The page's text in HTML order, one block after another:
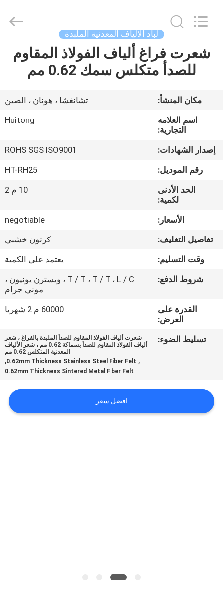
بيت
أشرطة
عرض
الواقع
الافتراضي
معلومات
عنا
جولة
المعمل
مراقبة
اتصل
بنا
Materials
Reserved.
لباد الالياف المعدنية الملبدة
شعرت فراغ ألياف الفولاذ المقاوم
للصدأ متكلس سمك 0.62 مم
مكان المنشأ:
تشانغشا ، هونان ، الصين
اسم العلامة
التجارية:
Huitong
إصدار الشهادات:
ROHS SGS ISO9001
رقم الموديل:
HT-RH25
الحد الأدنى
لكمية:
10 م 2
الأسعار:
negotiable
تفاصيل التغليف:
كرتون خشبي
وقت التسليم:
يعتمد على الكمية
شروط الدفع:
T / T ، T / T ، L / C ، ويسترن يونيون ،
موني جرام
القدرة على
العرض:
60000 م 2 شهريا
تسليط الضوء:
شعرت ألياف الفولاذ المقاوم للصدأ الملبدة بالفراغ ، شعر
ألياف الفولاذ المقاوم للصدأ بسماكة 0.62 مم ، شعر الألياف
المعدنية المتكلس 0.62 مم
,
0.62mm Thickness Stainless Steel Fiber Felt
,
0.62mm Thickness Sintered Metal Fiber Felt
افضل سعر